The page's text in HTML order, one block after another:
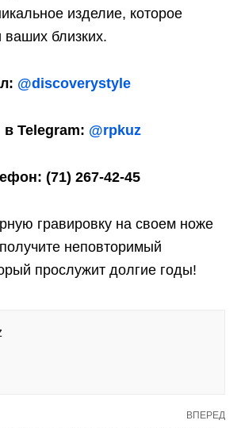
изделие, которое
ваших близких.
: @discoverystyle
в Telegram: @rpkuz
(71) 267-42-45
гравировку на своем ноже
неповторимый
прослужит долгие годы!
ВПЕРЕД